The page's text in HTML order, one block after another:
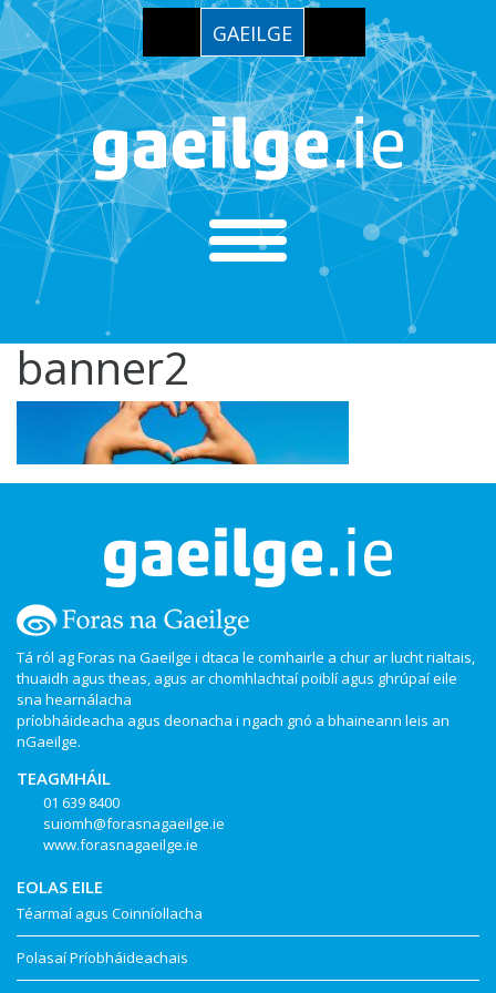
GAEILGE
banner2
Tá ról ag Foras na Gaeilge i dtaca le comhairle a chur ar lucht rialtais,
thuaidh agus theas, agus ar chomhlachtaí poiblí agus ghrúpaí eile
sna hearnálacha
príobháideacha agus deonacha i ngach gnó a bhaineann leis an
nGaeilge.
TEAGMHÁIL
01 639 8400
suiomh@forasnagaeilge.ie
www.forasnagaeilge.ie
EOLAS EILE
Téarmaí agus Coinníollacha
Polasaí Príobháideachais